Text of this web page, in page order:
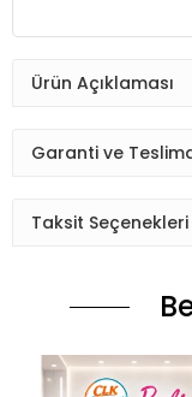
Ürün Açıklaması
Garanti ve
Taksit Seçenekleri